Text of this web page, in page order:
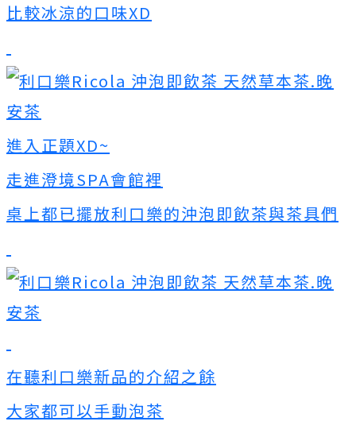
比較冰涼的口味XD
進入正題XD~
走進澄境SPA會館裡
桌上都已擺放利口樂的沖泡即飲茶與茶具們
在聽利口樂新品的介紹之餘
大家都可以手動泡茶